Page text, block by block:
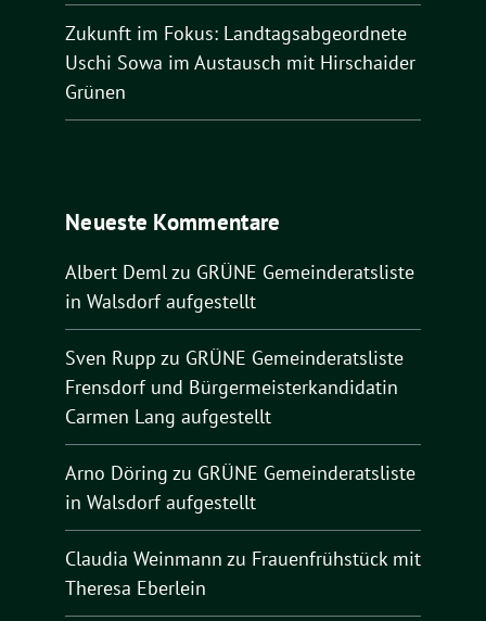
Zukunft im Fokus: Landtagsabgeordnete
Uschi Sowa im Austausch mit Hirschaider
Grünen
Neueste Kommentare
Albert Demlzu GRÜNE Gemeinderatsliste
in Walsdorf aufgestellt
Sven Rupp zu GRÜNE Gemeinderatsliste
Frensdorf und Bürgermeisterkandidatin
Carmen Lang aufgestellt
Arno Döring zu GRÜNE Gemeinderatsliste
in Walsdorf aufgestellt
Claudia Weinmann zu Frauenfrühstück mit
Theresa Eberlein